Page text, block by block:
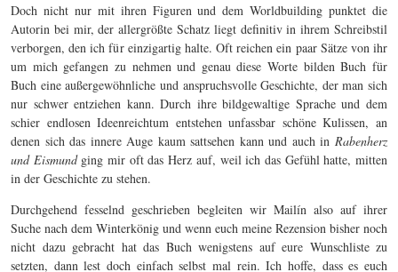
Doch nicht nur mit ihren Figuren und dem Worldbuilding punktet die
Autorin bei mir, der allergrößte Schatz liegt definitiv in ihrem Schreibstil
verborgen, den ich für einzigartig halte. Oft reichen ein paar Sätze von ihr
um mich gefangen zu nehmen und genau diese Worte bilden Buch für
Buch eine außergewöhnliche und anspruchsvolle Geschichte, der man sich
nur schwer entziehen kann. Durch ihre bildgewaltige Sprache und dem
schier endlosen Ideenreichtum entstehen unfassbar schöne Kulissen, an
denen sich das innere Auge kaum sattsehen kann und auch in Rabenherz
und Eismundging mir oft das Herz auf, weil ich das Gefühl hatte, mitten
in der Geschichte zu stehen.
Durchgehend fesselnd geschrieben begleiten wir Mailín also auf ihrer
Suche nach dem Winterkönig und wenn euch meine Rezension bisher noch
nicht dazu gebracht hat das Buch wenigstens auf eure Wunschliste zu
setzten, dann lest doch einfach selbst mal rein. Ich hoffe, dass es euch